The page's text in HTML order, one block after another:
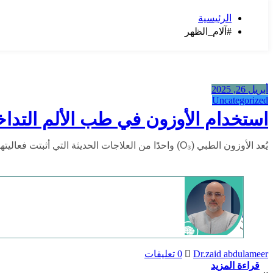
الرئيسية
#آلام_الظهر
أبريل 26, 2025
Uncategorized
استخدام الأوزون في طب الألم
يُعد الأوزون الطبي (O₃) واحدًا من العلاجات الحديثة التي أثبتت فعاليتها في مجال طب الألم…
Dr.zaid abdulameer
0 تعليقات
قراءة المزيد